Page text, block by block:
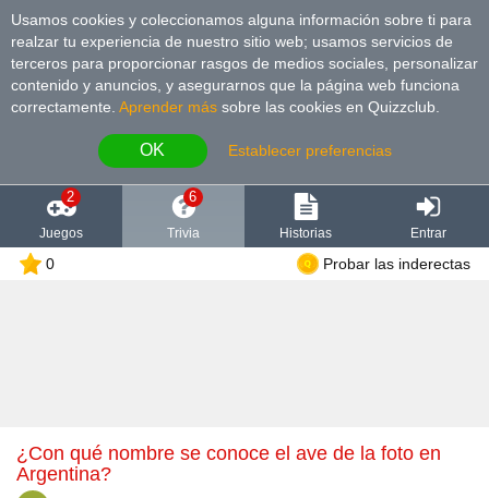
Usamos cookies y coleccionamos alguna información sobre ti para
realzar tu experiencia de nuestro sitio web; usamos servicios de
terceros para proporcionar rasgos de medios sociales, personalizar
contenido y anuncios, y asegurarnos que la página web funciona
correctamente. Aprender más sobre las cookies en Quizzclub.
OK Establecer preferencias
2
Juegos
6
Trivia Historias Entrar
0 Probar las inderectas
¿Con qué nombre se conoce el ave de la foto en
Argentina?